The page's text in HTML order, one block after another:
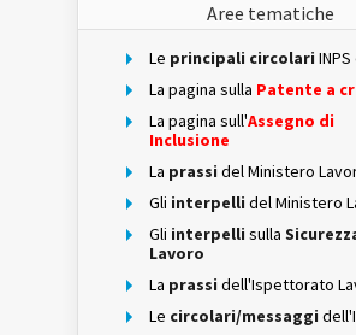
Aree tematiche
Le principali circolari
La pagina sulla Patente a
La pagina sull'Assegno di
Inclusione
La prassi del Ministero
Gli interpelli del Ministero
Gli interpelli sulla
Lavoro
La prassi dell'Ispettorato
Le circolari/messaggi